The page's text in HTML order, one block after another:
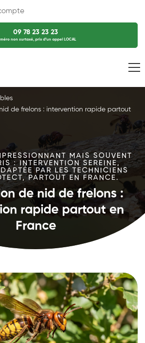
09 78 23 23 23
non surtaxé, prix d’un appel LOCAL
de frelons : intervention rapide partout
MAIS SOUVENT
: INTERVENTION SEREINE,
PAR LES TECHNICIENS
PARTOUT EN FRANCE.
de nid de frelons :
rapide partout en
France